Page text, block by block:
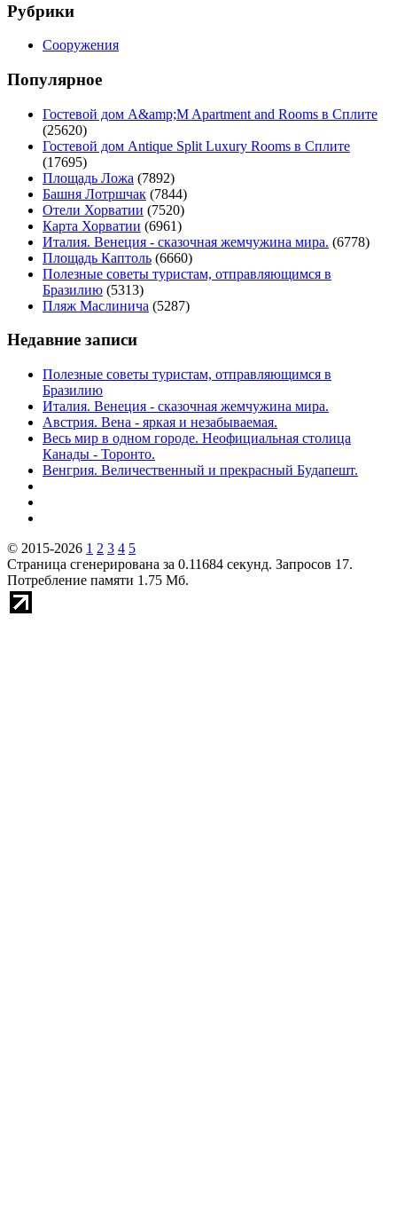
Рубрики
Сооружения
Популярное
Гостевой дом A&amp;M Apartment and Rooms в Сплите
(25620)
Гостевой дом Antique Split Luxury Rooms в Сплите
(17695)
Площадь Ложа (7892)
Башня Лотршчак (7844)
Отели Хорватии (7520)
Карта Хорватии (6961)
Италия. Венеция - сказочная жемчужина мира. (6778)
Площадь Каптоль (6660)
Полезные советы туристам, отправляющимся в
Бразилию (5313)
Пляж Маслинича (5287)
Недавние записи
Полезные советы туристам, отправляющимся в
Бразилию
Италия. Венеция - сказочная жемчужина мира.
Австрия. Вена - яркая и незабываемая.
Весь мир в одном городе. Неофициальная столица
Канады - Торонто.
Венгрия. Величественный и прекрасный Будапешт.
© 2015-2026 1 2 3 4 5
Страница сгенерирована за 0.11684 секунд. Запросов 17.
Потребление памяти 1.75 Мб.